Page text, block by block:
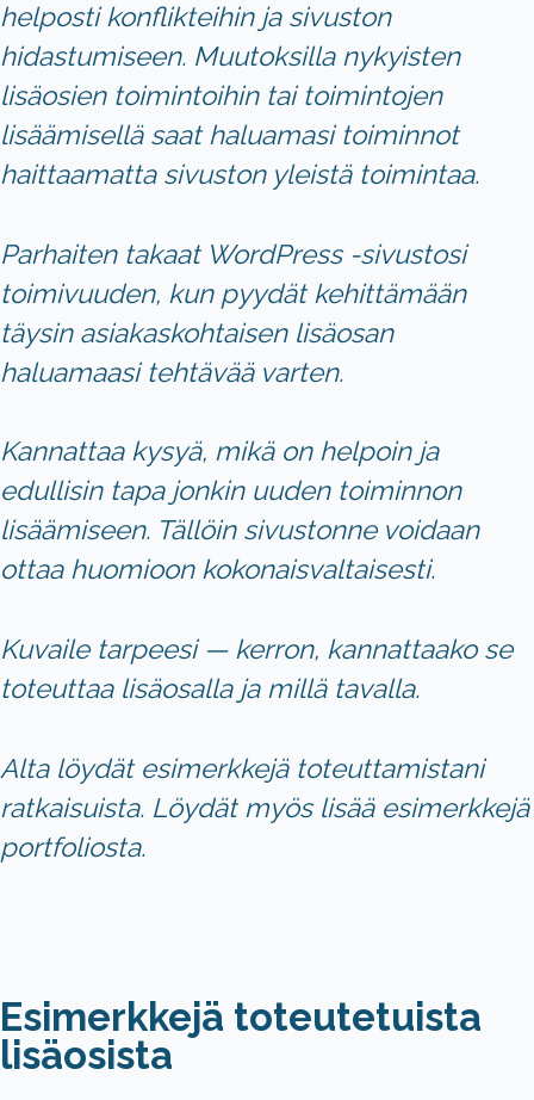
helposti konflikteihin ja sivuston
hidastumiseen. Muutoksilla nykyisten
lisäosien toimintoihin tai toimintojen
lisäämisellä saat haluamasi toiminnot
haittaamatta sivuston yleistä toimintaa.
Parhaiten takaat WordPress -sivustosi
toimivuuden, kun pyydät kehittämään
täysin asiakaskohtaisen lisäosan
haluamaasi tehtävää varten.
Kannattaa kysyä, mikä on helpoin ja
edullisin tapa jonkin uuden toiminnon
lisäämiseen. Tällöin sivustonne voidaan
ottaa huomioon kokonaisvaltaisesti.
Kuvaile tarpeesi— kerron, kannattaako se
toteuttaa lisäosalla ja millä tavalla.
Alta löydät esimerkkejä toteuttamistani
ratkaisuista. Löydät myös lisää esimerkkejä
portfoliosta.
Esimerkkejä toteutetuista
lisäosista